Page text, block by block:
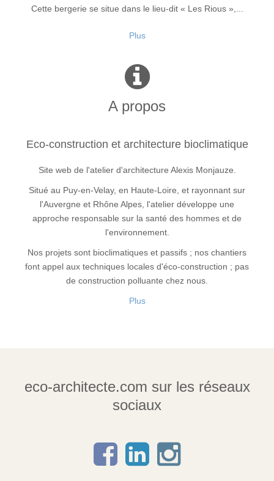
Cette bergerie se situe dans le lieu-dit « Les Rious »,...
Plus
A propos
Eco-construction et architecture bioclimatique
Site web de l'atelier d'architecture Alexis Monjauze.
Situé au Puy-en-Velay, en Haute-Loire, et rayonnant sur
l'Auvergne et Rhône Alpes, l'atelier développe une
approche responsable sur la santé des hommes et de
l'environnement.
Nos projets sont bioclimatiques et passifs ; nos chantiers
font appel aux techniques locales d'éco-construction ; pas
de construction polluante chez nous.
Plus
eco-architecte.com sur les réseaux
sociaux